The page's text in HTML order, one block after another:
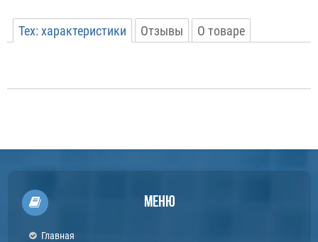
Тех: характеристики Отзывы О товаре
АртикулАртикул:2100247
Меню
Главная